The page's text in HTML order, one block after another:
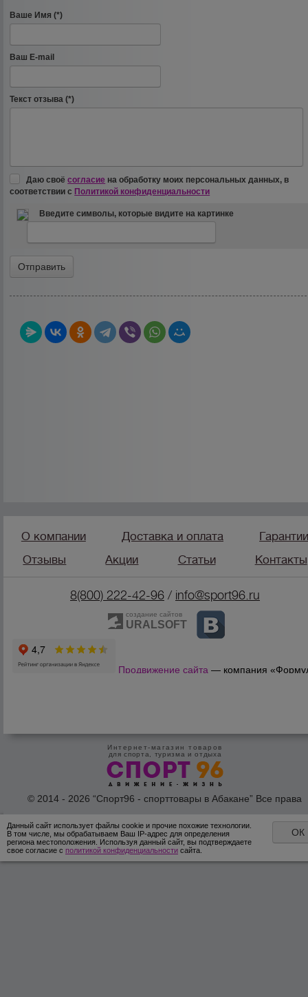
Ваше Имя (*)
Ваш E-mail
Текст отзыва (*)
Даю своёсогласие на обработку моих персональных данных, в
соответствии с Политикой конфиденциальности
Введите символы, которые видите на картинке
О компании Доставка и оплата
Отзывы
Акции Статьи Контакты
8(800) 222-42-96/ info@sport96.ru
создание сайтов
URALSOFT
Продвижение сайта — компания
Интернет-магазин товаров
для спорта, туризма и отдыха
© 2014 - 2026 “Спорт96 - спорттовары в Абакане” Все права
Данный сайт использует файлы cookie и прочие похожие технологии.
В том числе, мы обрабатываем Ваш IP-адрес для определения
региона местоположения. Используя данный сайт, вы подтверждаете
свое согласие с политикой конфиденциальности сайта.
ОК